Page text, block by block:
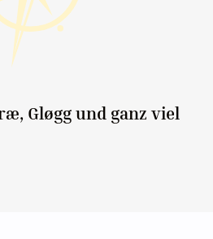
Gløgg und ganz viel